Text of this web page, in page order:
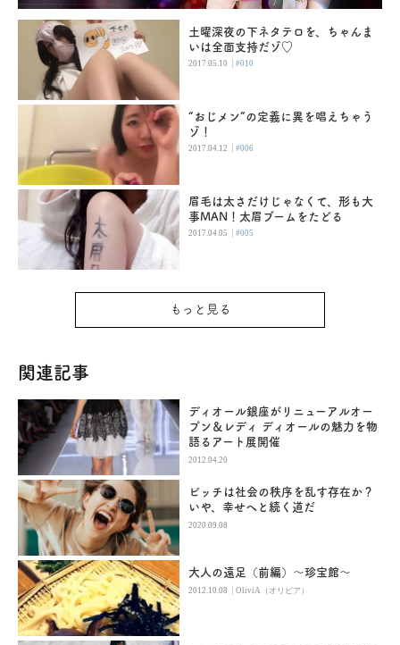
土曜深夜の下ネタテロを、ちゃんま
いは全面支持だゾ♡
2017.05.10 |#010
“おじメン”の定義に異を唱えちゃう
ゾ！
2017.04.12 |#006
眉毛は太さだけじゃなくて、形も大
事MAN！太眉ブームをたどる
2017.04.05 |#005
もっと見る
関連記事
ディオール銀座がリニューアルオー
プン＆レディ ディオールの魅力を物
語るアート展開催
2012.04.20
ビッチは社会の秩序を乱す存在か？
いや、幸せへと続く道だ
2020.09.08
大人の遠足（前編）～珍宝館～
2012.10.08 |OliviA（オリビア）